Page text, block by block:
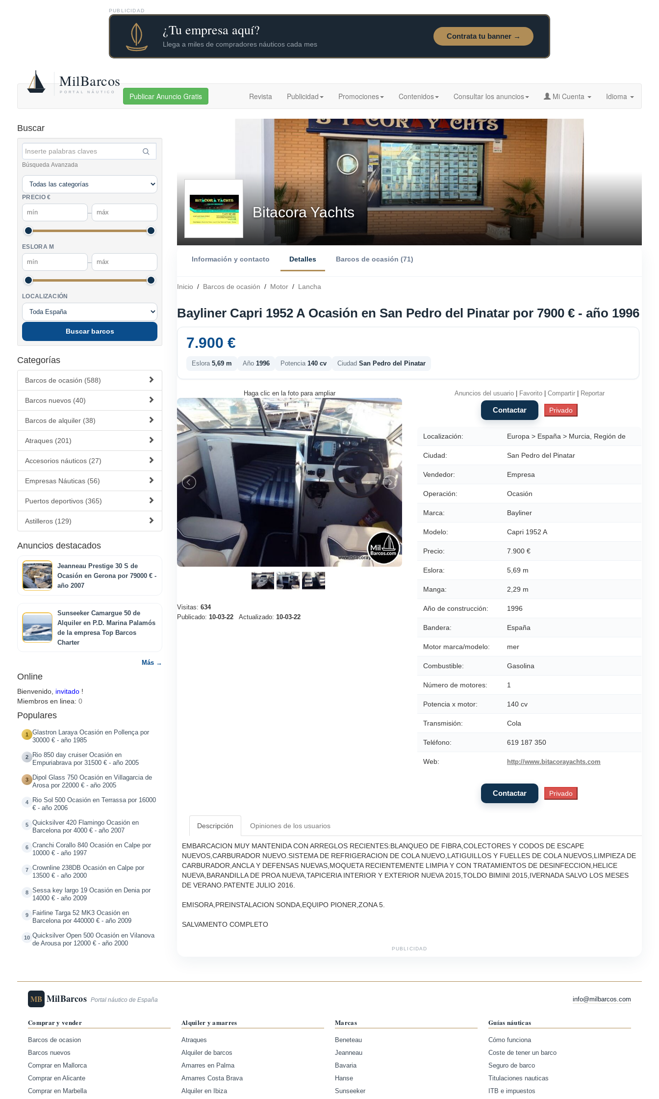
PUBLICIDAD
Publicar Anuncio Gratis Revista Publicidad Promociones Contenidos Consultar los anuncios Mi Cuenta Idioma
Buscar
Búsqueda Avanzada
PRECIO €
–
ESLORA M
–
LOCALIZACIÓN
Buscar barcos
Categorías
Barcos de ocasión (588)
Barcos nuevos (40)
Barcos de alquiler (38)
Atraques (201)
Accesorios náuticos (27)
Empresas Náuticas (56)
Puertos deportivos (365)
Astilleros (129)
Anuncios destacados
Jeanneau Prestige 30 S de
Ocasión en Gerona por 79000 € -
año 2007
Sunseeker Camargue 50 de
Alquiler en P.D. Marina Palamós
de la empresa Top Barcos
Charter
Más →
Online
Bienvenido, invitado !
Miembros en linea: 0
Populares
1
Glastron Laraya Ocasión en Pollença por
30000 € - año 1985
2
Rio 850 day cruiser Ocasión en
Empuriabrava por 31500 € - año 2005
3
Dipol Glass 750 Ocasión en Villagarcia de
Arosa por 22000 € - año 2005
4
Rio Sol 500 Ocasión en Terrassa por 16000
€ - año 2006
5
Quicksilver 420 Flamingo Ocasión en
Barcelona por 4000 € - año 2007
6
Cranchi Corallo 840 Ocasión en Calpe por
10000 € - año 1997
7
Crownline 238DB Ocasión en Calpe por
13500 € - año 2000
8
Sessa key largo 19 Ocasión en Denia por
14000 € - año 2009
9
Fairline Targa 52 MK3 Ocasión en
Barcelona por 440000 € - año 2009
10 Quicksilver Open 500 Ocasión en Vilanova
de Arousa por 12000 € - año 2000
Bitacora Yachts
Información y contacto Detalles Barcos de ocasión (71)
Inicio / Barcos de ocasión / Motor / Lancha
Bayliner Capri 1952 A Ocasión en San Pedro del Pinatar por 7900 € - año 1996
7.900 €
Eslora 5,69 m Año 1996 Potencia 140 cv Ciudad San Pedro del Pinatar
Haga clic en la foto para ampliar
Visitas: 634
Publicado: 10-03-22 Actualizado: 10-03-22
Anuncios del usuario| Favorito| Compartir| Reportar
Localización: Europa > España > Murcia, Región de
Ciudad: San Pedro del Pinatar
Vendedor: Empresa
Operación: Ocasión
Marca: Bayliner
Modelo: Capri 1952 A
Precio: 7.900 €
Eslora: 5,69 m
Manga: 2,29 m
Año de construcción: 1996
Bandera: España
Motor marca/modelo: mer
Combustible: Gasolina
Número de motores: 1
Potencia x motor: 140 cv
Transmisión: Cola
Teléfono: 619 187 350
Web: http://www.bitacorayachts.com
Descripción Opiniones de los usuarios
EMBARCACION MUY MANTENIDA CON ARREGLOS RECIENTES:BLANQUEO DE FIBRA,COLECTORES Y CODOS DE ESCAPE
NUEVOS,CARBURADOR NUEVO.SISTEMA DE REFRIGERACION DE COLA NUEVO,LATIGUILLOS Y FUELLES DE COLA NUEVOS,LIMPIEZA DE
CARBURADOR,ANCLA Y DEFENSAS NUEVAS,MOQUETA RECIENTEMENTE LIMPIA Y CON TRATAMIENTOS DE DESINFECCION,HELICE
NUEVA,BARANDILLA DE PROA NUEVA,TAPICERIA INTERIOR Y EXTERIOR NUEVA 2015,TOLDO BIMINI 2015,IVERNADA SALVO LOS MESES
DE VERANO.PATENTE JULIO 2016.
EMISORA,PREINSTALACION SONDA,EQUIPO PIONER,ZONA 5.
SALVAMENTO COMPLETO
PUBLICIDAD
MB MilBarcos Portal náutico de España info@milbarcos.com
Comprar y vender
Barcos de ocasion
Barcos nuevos
Comprar en Mallorca
Comprar en Alicante
Comprar en Marbella
Alquiler y amarres
Atraques
Alquiler de barcos
Amarres en Palma
Amarres Costa Brava
Alquiler en Ibiza
Marcas
Beneteau
Jeanneau
Bavaria
Hanse
Sunseeker
Guías náuticas
Cómo funciona
Coste de tener un barco
Seguro de barco
Titulaciones nauticas
ITB e impuestos